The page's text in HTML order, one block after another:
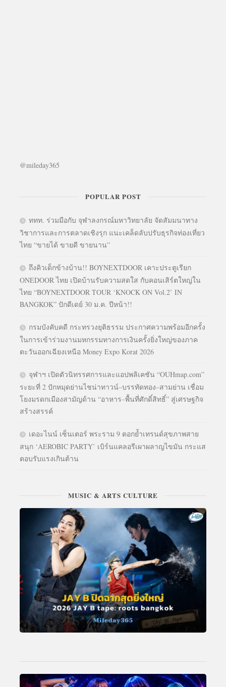
@mileday365
POPULAR POST
ททท. ร่วมมือกับ จุฬาลงกรณ์มหาวิทยาลัย จัดสัมมนาทาง
วิชาการและการตลาดเชิงรุก แนะเคล็ดลับปรับธุรกิจท่องเที่ยว
ไทย “ขายได้ ขายดี ขายนาน”
ถึงคิวเด็กข้างบ้าน!! BOYNEXTDOOR เคาะประตูเรียก
ONEDOOR ไทย เปิดบ้านรับความสดใส กับคอนเสิร์ตใหญ่ใน
ไทย “BOYNEXTDOOR TOUR ‘KNOCK ON Vol.2’ IN
BANGKOK” ปักดีเดย์ 30 ม.ค. ปีหน้า!!
กรมบังคับคดี กระทรวงยุติธรรม ประกาศความพร้อมอีกครั้ง
ในการเข้าร่วมงานมหกรรมทางการเงินครั้งยิ่งใหญ่ของภาค
ตะวันออกเฉียงเหนือ Money Expo Korat 2026
จุฬาฯ เปิดตัวนิทรรศการและแอปพลิเคชัน “OUHmap.com”
ระยะที่ 2 ปักหมุดย่านไชน่าทาวน์–บรรทัดทอง–สามย่าน เชื่อม
โยงมรดกเมืองสามัญด้าน “อาหาร–พื้นที่ศักดิ์สิทธิ์” สู่เศรษฐกิจ
สร้างสรรค์
เดอะไนน์ เซ็นเตอร์ พระราม 9 ตอกย้ำเทรนด์สุขภาพสาย
สนุก ‘AEROBIC PARTY’ เบิร์นแคลอรีเผาผลาญไขมัน กระแส
ตอบรับแรงเกินต้าน
MUSIC & ARTS CULTURE